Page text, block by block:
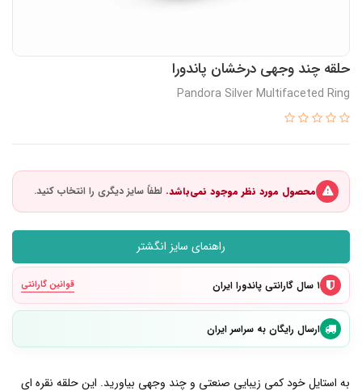
حلقه چند وجهی درخشان پاندورا
Pandora Silver Multifaceted Ring
محصول مورد نظر موجود نمی‌باشد.
راهنمای سایز انگشتر
۱ سال گارانتی پاندورا ایران قوانین گارانتی
ارسال رایگان به سراسر ایران
به استایل خود کمی زیبایی صنعتی و چند وجهی بیاورید. این حلقه نقره ای